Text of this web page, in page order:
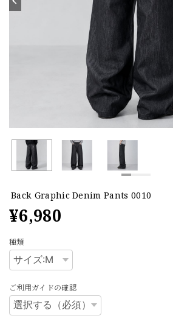
Back Graphic Denim Pants 0010
¥6,980
種類
ご利用ガイドの確認